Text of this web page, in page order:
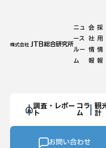
ニュ
ース
ルー
ム
会
社
情
報
採
用
情
報
調査・レポー
ト
コラ
ム
観
計
お問い合わせ